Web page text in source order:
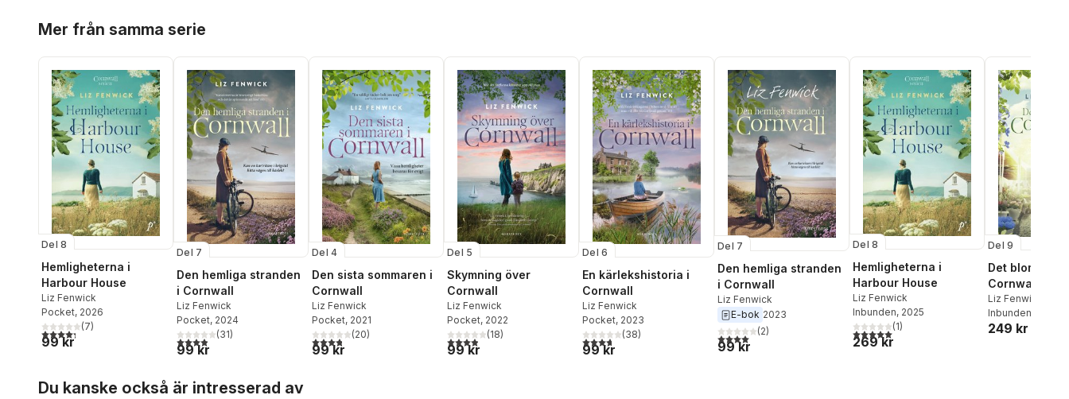
Mer från samma serie
Del 8
Hemligheterna i
Harbour House
Liz Fenwick
Pocket, 2026
4,3utav 5 stjärnor. Totalt antal röster:
(7)
99 kr
Del 7
Den hemliga stranden
i Cornwall
Liz Fenwick
Pocket, 2024
3,9utav 5 stjärnor. Totalt antal röster:
(31)
99 kr
Del 4
Den sista sommaren i
Cornwall
Liz Fenwick
Pocket, 2021
3,8utav 5 stjärnor. Totalt antal röster:
(20)
99 kr
Del 5
Skymning över
Cornwall
Liz Fenwick
Pocket, 2022
3,9utav 5 stjärnor. Totalt antal röster:
(18)
99 kr
Del 6
En kärlekshistoria i
Cornwall
Liz Fenwick
Pocket, 2023
3,7utav 5 stjärnor. Totalt antal röster:
(38)
99 kr
Del 7
Den hemliga stranden
i Cornwall
Liz Fenwick
E-bok 2023
4,0utav 5 stjärnor. Totalt antal röster:
(2)
99 kr
Del 8
Hemligheterna i
Harbour House
Liz Fenwick
Inbunden, 2025
5,0utav 5 stjärnor. Totalt antal röster:
(1)
269 kr
Del 9
Det blommar i
Cornwall
Liz Fenwick
Inbunden
249 kr
Du kanske också är intresserad av